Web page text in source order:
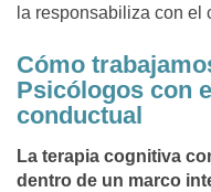
la responsabiliza con el
Cómo
Psicólogos con
conductual
La terapia cognitiva
dentro de un marco